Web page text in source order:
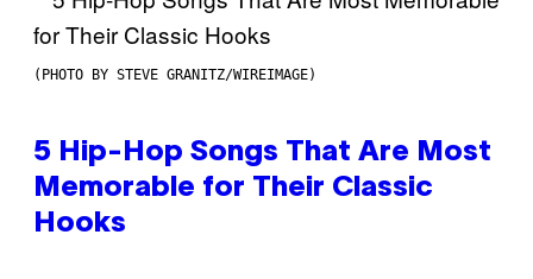
(PHOTO BY STEVE GRANITZ/WIREIMAGE)
5 Hip-Hop Songs That Are Most
Memorable for Their Classic
Hooks